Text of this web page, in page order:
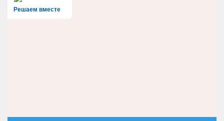
Решаем вместе